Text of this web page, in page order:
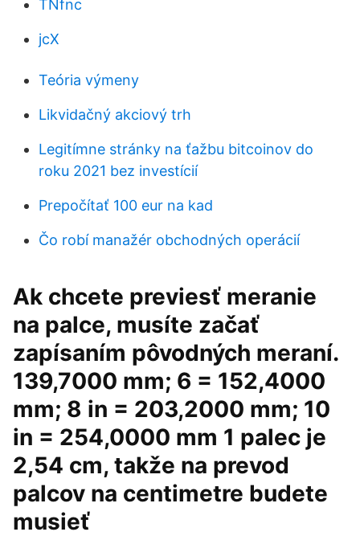
TNfnc
jcX
Teória výmeny
Likvidačný akciový trh
Legitímne stránky na ťažbu bitcoinov do
roku 2021 bez investícií
Prepočítať 100 eur na kad
Čo robí manažér obchodných operácií
Ak chcete previesť meranie
na palce, musíte začať
zapísaním pôvodných meraní.
139,7000 mm; 6 = 152,4000
mm; 8 in = 203,2000 mm; 10
in = 254,0000 mm 1 palec je
2,54 cm, takže na prevod
palcov na centimetre budete
musieť